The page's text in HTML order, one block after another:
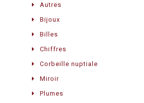
Autres
Bijoux
Billes
Chiffres
Corbeille nuptiale
Miroir
Plumes